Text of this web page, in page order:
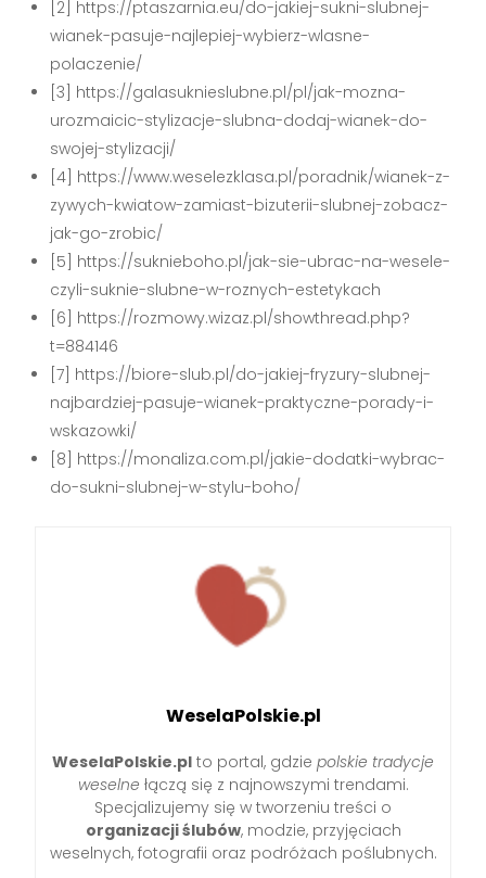
[2] https://ptaszarnia.eu/do-jakiej-sukni-slubnej-
wianek-pasuje-najlepiej-wybierz-wlasne-
polaczenie/
[3] https://galasuknieslubne.pl/pl/jak-mozna-
urozmaicic-stylizacje-slubna-dodaj-wianek-do-
swojej-stylizacji/
[4] https://www.weselezklasa.pl/poradnik/wianek-z-
zywych-kwiatow-zamiast-bizuterii-slubnej-zobacz-
jak-go-zrobic/
[5] https://suknieboho.pl/jak-sie-ubrac-na-wesele-
czyli-suknie-slubne-w-roznych-estetykach
[6] https://rozmowy.wizaz.pl/showthread.php?
t=884146
[7] https://biore-slub.pl/do-jakiej-fryzury-slubnej-
najbardziej-pasuje-wianek-praktyczne-porady-i-
wskazowki/
[8] https://monaliza.com.pl/jakie-dodatki-wybrac-
do-sukni-slubnej-w-stylu-boho/
WeselaPolskie.pl
WeselaPolskie.pl to portal, gdzie polskie tradycje
weselne łączą się z najnowszymi trendami.
Specjalizujemy się w tworzeniu treści o
organizacji ślubów, modzie, przyjęciach
weselnych, fotografii oraz podróżach poślubnych.